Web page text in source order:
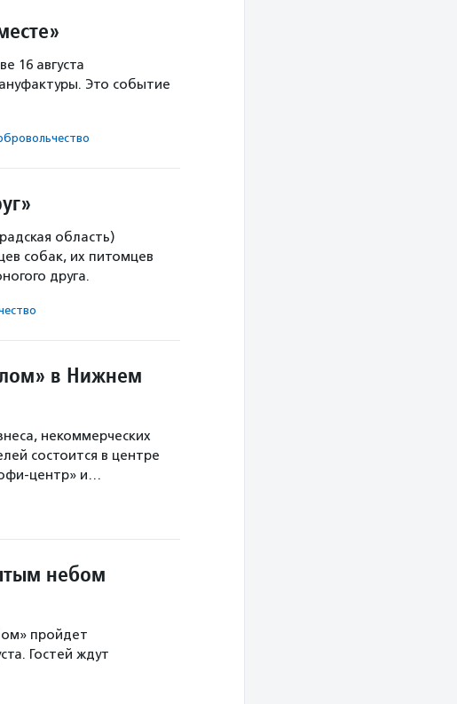
16 августа
Это событие
область)
собак, их питомцев
друга.
в Нижнем
некоммерческих
состоится в центре
центр» и…
небом
пройдет
Гостей ждут